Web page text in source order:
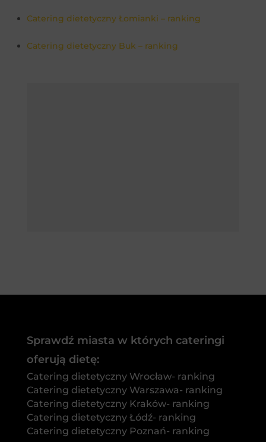
Catering dietetyczny Łomianki – ranking
Catering dietetyczny Buk – ranking
Sprawdź miasta w których cateringi
oferują dietę:
Catering dietetyczny Wrocław- ranking
Catering dietetyczny Warszawa- ranking
Catering dietetyczny Kraków- ranking
Catering dietetyczny Łódź- ranking
Catering dietetyczny Poznań- ranking